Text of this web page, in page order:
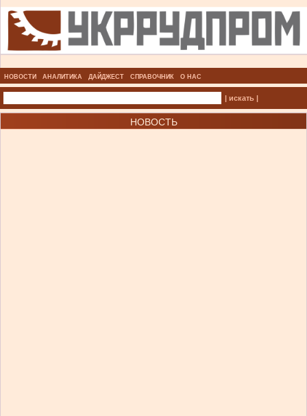
НОВОСТИ АНАЛИТИКА ДАЙДЖЕСТ СПРАВОЧНИК О НАС
| искать |
НОВОСТЬ